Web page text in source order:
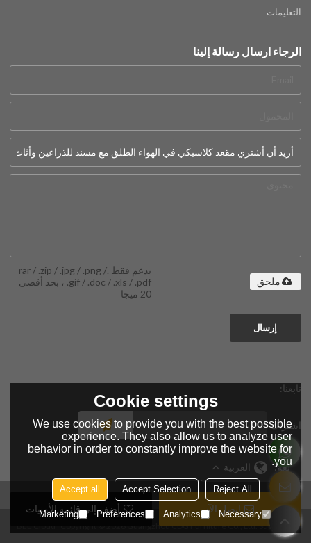
اتصل الآن أضف إلى قائمة الأمنيات
التعليمات
الرجاء ارسال رسالة إلينا
يدعم فقط .rar / .zip / .jpg / .png /
.gif / .doc / .xls / .pdf ، بحد أقصى
20 ميجا
ملحق
إرسال
تابعنا:
اشتراك
لغة: العربية
Guangzhou CDG Furniture Co., Ltd.Support By
Cookie settings
We use cookies to provide you with the best possible
experience. They also allow us to analyze user
behavior in order to constantly improve the website for
you.
Reject All
Accept Selection
Accept all
Necessary
Analytics
Preferences
Marketing